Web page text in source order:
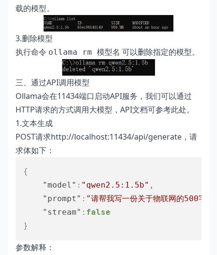
载的模型。
3.删除模型
执行命令 ollama rm 模型名 可以删除指定的模型。
三、通过API调用模型
Ollama会在11434端口启动API服务，我们可以通过
HTTP请求的方式调用大模型，API文档可参考此处。
1.文本生成
POST请求http://localhost:11434/api/generate，请
求体如下：
{
"model" : "qwen2.5:1.5b" ,
"prompt" : "请帮我写一份关于物联网的500字
"stream" : false
}
参数解释：